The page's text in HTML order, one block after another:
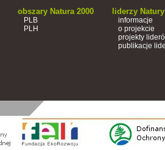
obszary Natura 2000
PLB
PLH
liderzy Natury
informacje
o projekcie
projekty
publikacje